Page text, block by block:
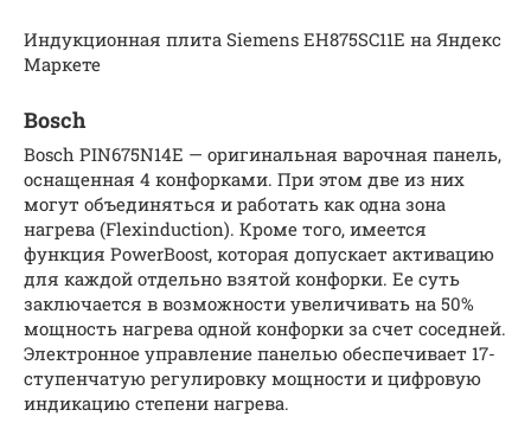
Индукционная плита Siemens EH875SC11E на Яндекс
Маркете
Bosch
Bosch PIN675N14E — оригинальная варочная панель,
оснащенная 4 конфорками. При этом две из них
могут объединяться и работать как одна зона
нагрева (Flexinduction). Кроме того, имеется
функция PowerBoost, которая допускает активацию
для каждой отдельно взятой конфорки. Ее суть
заключается в возможности увеличивать на 50%
мощность нагрева одной конфорки за счет соседней.
Электронное управление панелью обеспечивает 17-
ступенчатую регулировку мощности и цифровую
индикацию степени нагрева.